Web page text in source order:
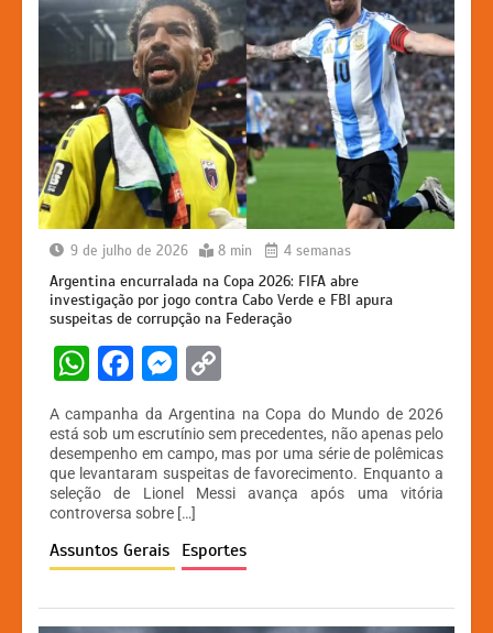
9 de julho de 2026 8 min 4 semanas
Argentina encurralada na Copa 2026: FIFA abre
investigação por jogo contra Cabo Verde e FBI apura
suspeitas de corrupção na Federação
W
at
s
A
p
p
F
a
c
e
b
o
o
k
M
s
s
e
n
g
er
p
y
Li
n
k
A campanha da Argentina na Copa do Mundo de 2026
está sob um escrutínio sem precedentes, não apenas pelo
desempenho em campo, mas por uma série de polêmicas
que levantaram suspeitas de favorecimento. Enquanto a
seleção de Lionel Messi avança após uma vitória
controversa sobre […]
Assuntos Gerais Esportes